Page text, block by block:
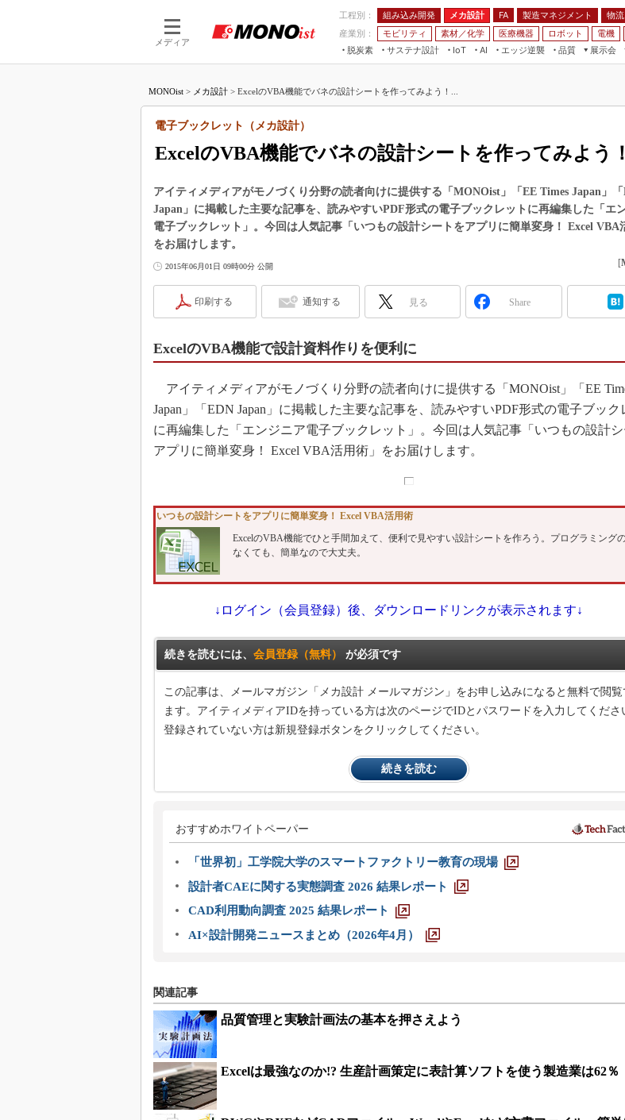
メディア
工程別： 組み込み開発 メカ設計 FA 製造マネジメント 物流
産業別：
モビリティ 素材／化学 医療機器 ロボット 電機
脱炭素
サステナ設計
IoT
つながる工場
つながるサービス
AI
AI×設備保全
エッジ逆襲 品質
展示会
JIMTOF
IIFES
ジャパンモビリティショー
TECHNO-FRONTIER
EdgeTech+
VR／AR
フィールドサービス
FPGA
組み込み画像技術
車載ソフト開発
ISO26262
3Dプリンタ
デジタルツインとCAE
S＆OP
インダストリー4.0
イノベーション
メイドインジャパン
植物工場
海外生産
グローバル設計・開発
FA
素材／化学
MONOist > メカ設計 > ExcelのVBA機能でバネの設計シートを作ってみよう！...
ExcelのVBA機能でバネの設計シートを作ってみよう！
電子ブックレット（メカ設計）
アイティメディアがモノづくり分野の読者向けに提供する「MONOist」「EE Times Japan」
Japan」に掲載した主要な記事を、読みやすいPDF形式の電子ブックレットに再編集した「エ
電子ブックレット」。今回は人気記事「いつもの設計シートをアプリに簡単変身！ Excel VBA
をお届けします。
2015年06月01日 09時00分 公開 [
印刷する 通知する 見る Share
ExcelのVBA機能で設計資料作りを便利に
アイティメディアがモノづくり分野の読者向けに提供する「MONOist」「EE
Japan」「EDN Japan」に掲載した主要な記事を、読みやすいPDF形式の電子ブック
に再編集した「エンジニア電子ブックレット」。今回は人気記事「いつもの設計
アプリに簡単変身！ Excel VBA活用術」をお届けします。
いつもの設計シートをアプリに簡単変身！ Excel VBA活用術
ExcelのVBA機能でひと手間加えて、便利で見やすい設計シートを作ろう。プログラミング
なくても、簡単なので大丈夫。
↓ログイン（会員登録）後、ダウンロードリンクが表示されます↓
続きを読むには、 会員登録（無料） が必須です
この記事は、メールマガジン「メカ設計 メールマガジン」をお申し込みになると無料で閲覧
ます。アイティメディアIDを持っている方は次のページでIDとパスワードを入力してくださ
登録されていない方は新規登録ボタンをクリックしてください。
続きを読む
おすすめホワイトペーパー
「世界初」工学院大学のスマートファクトリー教育の現場
設計者CAEに関する実態調査 2026 結果レポート
CAD利用動向調査 2025 結果レポート
AI×設計開発ニュースまとめ（2026年4月）
関連記事
品質管理と実験計画法の基本を押さえよう
Excelは最強なのか!? 生産計画策定に表計算ソフトを使う製造業は62％